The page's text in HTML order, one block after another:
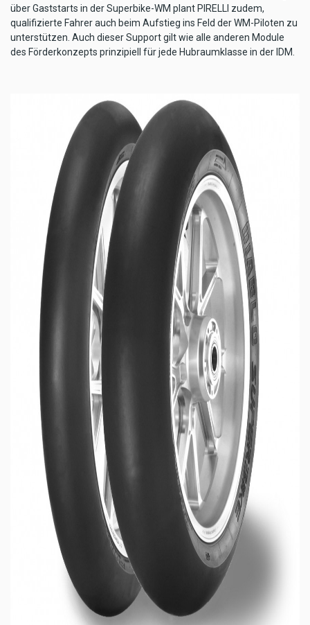
über Gaststarts in der Superbike-WM plant PIRELLI zudem,
qualifizierte Fahrer auch beim Aufstieg ins Feld der WM-Piloten zu
unterstützen. Auch dieser Support gilt wie alle anderen Module
des Förderkonzepts prinzipiell für jede Hubraumklasse in der IDM.